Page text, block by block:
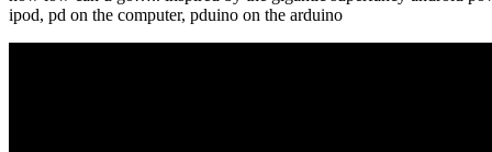
ipod, pd on the computer, pduino on the arduino